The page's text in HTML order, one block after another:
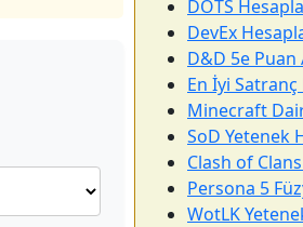
DOTS
DevEx
D&D 5e Puan
En İyi Satranç
Minecraft
SoD Yetenek
Clash of Clans
Persona 5
WotLK